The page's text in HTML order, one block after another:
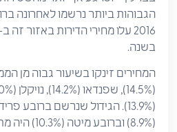
הגבוהות ביותר נרשמו לאחרונה
בשנה.
המחירים זינקו בשיעור גבוה מן
(13.9%). הגידול שנרשם ברובע
(8.9%) וברובע מיטה (10.3%) היה מתון מעט יותר.